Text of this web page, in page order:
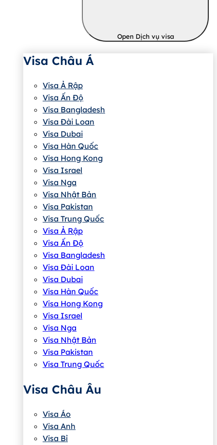
Open Dịch vụ visa
Visa Châu Á
Visa Ả Rập
Visa Ấn Độ
Visa Bangladesh
Visa Đài Loan
Visa Dubai
Visa Hàn Quốc
Visa Hong Kong
Visa Israel
Visa Nga
Visa Nhật Bản
Visa Pakistan
Visa Trung Quốc
Visa Ả Rập
Visa Ấn Độ
Visa Bangladesh
Visa Đài Loan
Visa Dubai
Visa Hàn Quốc
Visa Hong Kong
Visa Israel
Visa Nga
Visa Nhật Bản
Visa Pakistan
Visa Trung Quốc
Visa Châu Âu
Visa Áo
Visa Anh
Visa Bỉ